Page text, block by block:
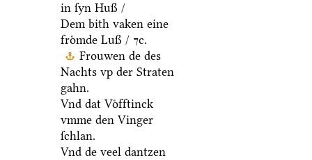
in ſyn Huß /
Dem bith vaken eine
froͤmde Luß / ⁊c.
Frouwen de des
Nachts vp der Straten
gahn.
Vnd dat Voͤfftinck
vmme den Vinger
ſchlan.
Vnd de veel dantzen